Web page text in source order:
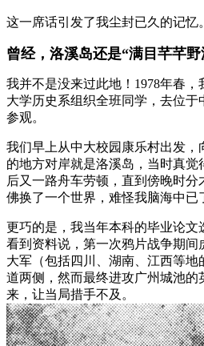
这一席话引发了我尘封已久的记忆。
曾经，洛溪岛还是“满目芊芊野
我并不是没来过此地！1978年春
大学历史系组织全班同学，去位
参观。
我们早上从中大校园康乐村出发
的地方对岸就是洛溪岛，当时真觉
后又一路舟车劳顿，直到傍晚时
佛换了一个世界，难怪我脑海中已
更巧的是，我当年本科的毕业论文
看到资料说，第一次鸦片战争期
大军（包括四川、湖南、江西等
道两侧，然而最终进攻广州城池
来，让当局措手不及。